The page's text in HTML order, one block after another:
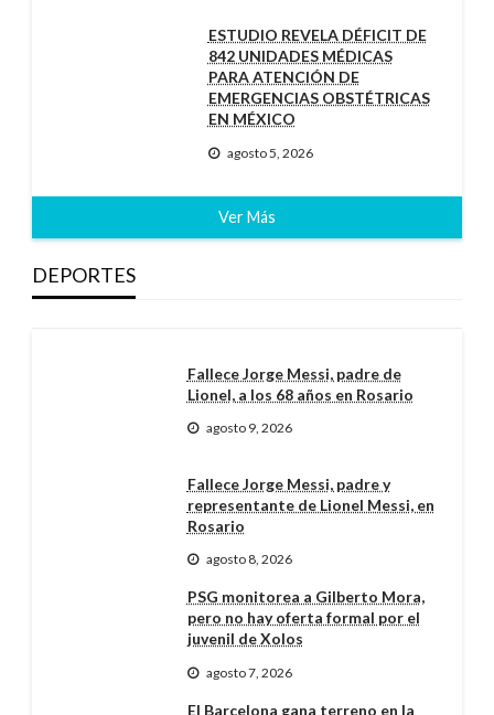
ESTUDIO REVELA DÉFICIT DE
842 UNIDADES MÉDICAS
PARA ATENCIÓN DE
EMERGENCIAS OBSTÉTRICAS
EN MÉXICO
agosto 5, 2026
Ver Más
DEPORTES
Fallece Jorge Messi, padre de
Lionel, a los 68 años en Rosario
agosto 9, 2026
Fallece Jorge Messi, padre y
representante de Lionel Messi, en
Rosario
agosto 8, 2026
PSG monitorea a Gilberto Mora,
pero no hay oferta formal por el
juvenil de Xolos
agosto 7, 2026
El Barcelona gana terreno en la